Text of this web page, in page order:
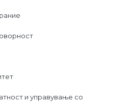
и управување со